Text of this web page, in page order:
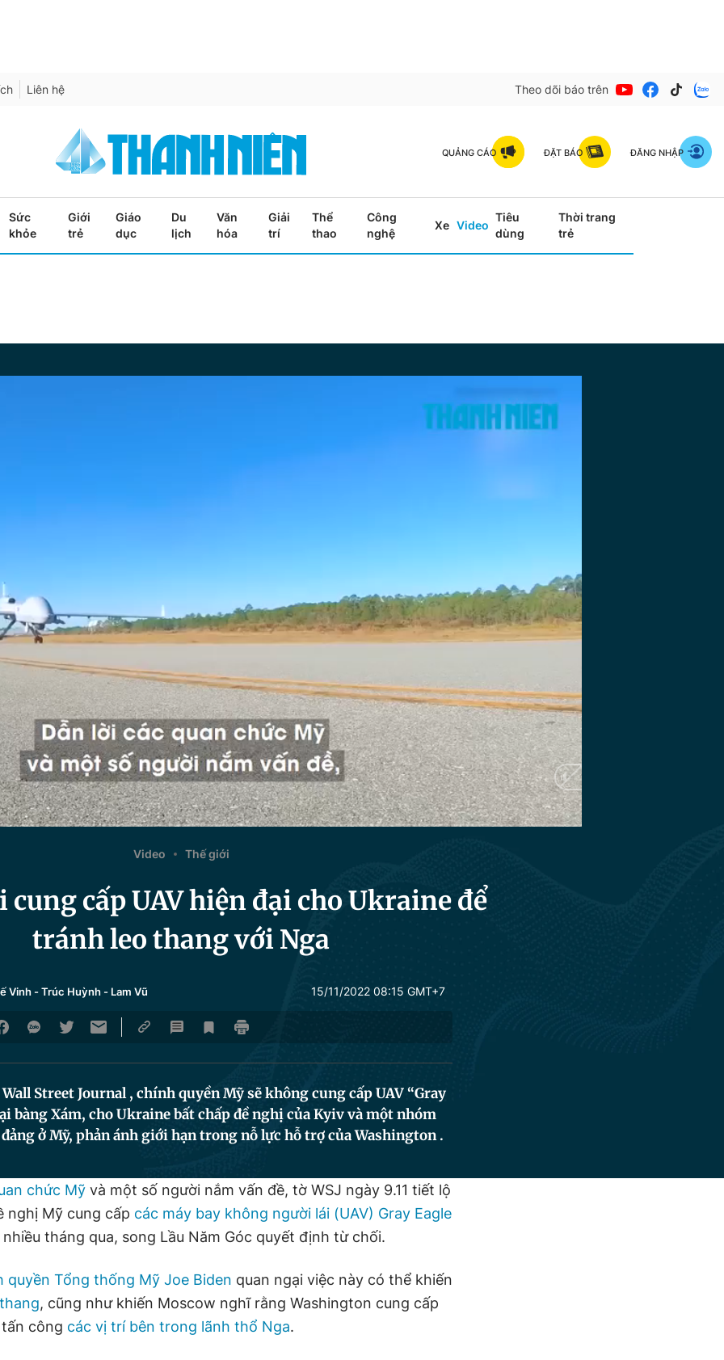
Liên hệ Theo dõi báo trên
QUẢNG CÁO ĐẶT BÁO ĐĂNG NHẬP
Sức
khỏe
Giới
trẻ
Giáo
dục
Du
lịch
Văn
hóa
Giải
trí
Thể
thao
Công
nghệ
Xe Video
Tiêu
dùng
Thời trang
trẻ
Video Thế giới
cung cấp UAV hiện đại cho Ukraine để
tránh leo thang với Nga
Vinh -Trúc Huỳnh - Lam Vũ 15/11/2022 08:15 GMT+7
Street Journal , chính quyền Mỹ sẽ không cung cấp UAV “Gray
bàng Xám, cho Ukraine bất chấp đề nghị của Kyiv và một nhóm
ở Mỹ, phản ánh giới hạn trong nỗ lực hỗ trợ của Washington .
chức Mỹ và một số người nắm vấn đề, tờ WSJ ngày 9.11 tiết lộ
nghị Mỹ cung cấp các máy bay không người lái (UAV) Gray Eagle
tháng qua, song Lầu Năm Góc quyết định từ chối.
quyền Tổng thống Mỹ Joe Biden quan ngại việc này có thể khiến
, cũng như khiến Moscow nghĩ rằng Washington cung cấp
công các vị trí bên trong lãnh thổ Nga.